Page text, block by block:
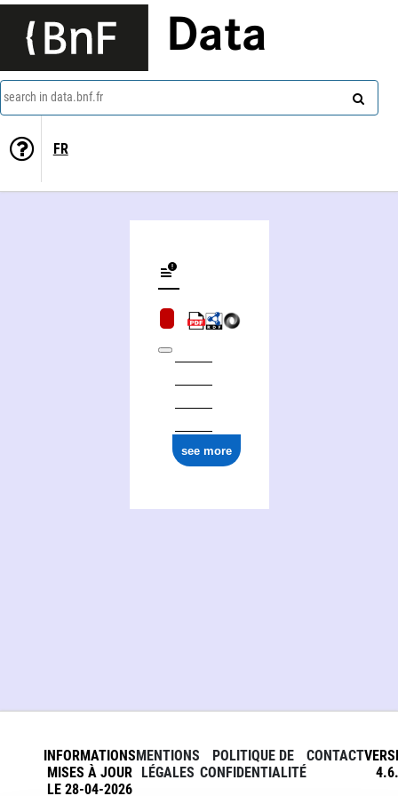
Data
search in data.bnf.fr
FR
see more
INFORMATIONS
MISES À JOUR
LE 28-04-2026
MENTIONS
LÉGALES
POLITIQUE DE
CONFIDENTIALITÉ
CONTACT